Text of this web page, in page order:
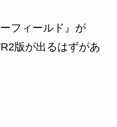
フィールド』が
版が出るはずがあ